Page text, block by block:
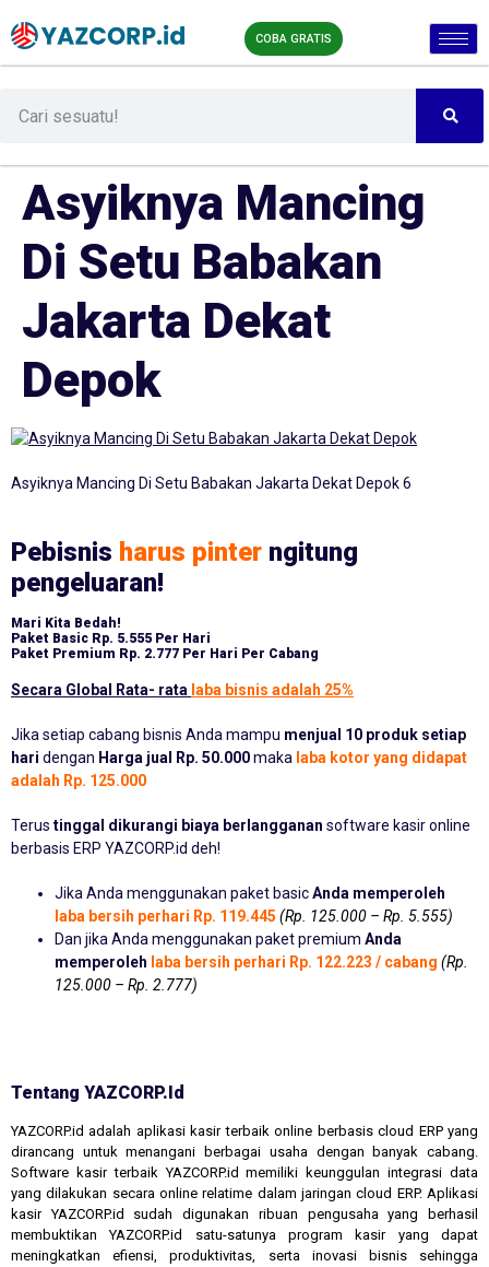
COBA GRATIS
Asyiknya Mancing
Di Setu Babakan
Jakarta Dekat
Depok
Asyiknya Mancing Di Setu Babakan Jakarta Dekat Depok 6
Pebisnis harus pinter ngitung
pengeluaran!
Mari Kita Bedah!
Paket Basic Rp. 5.555 Per Hari
Paket Premium Rp. 2.777 Per Hari Per Cabang
Secara Global Rata- rata laba bisnis adalah 25%
Jika setiap cabang bisnis Anda mampu menjual 10 produk setiap
hari dengan Harga jual Rp. 50.000maka laba kotor yang didapat
adalah Rp. 125.000
Terus tinggal dikurangi biaya berlangganan software kasir online
berbasis ERP YAZCORP.id deh!
Jika Anda menggunakan paket basicAnda memperoleh
laba bersih perhari Rp. 119.445 (Rp. 125.000 – Rp. 5.555)
Dan jika Anda menggunakan paket premium Anda
memperoleh laba bersih perhari Rp. 122.223 / cabang (Rp.
125.000 – Rp. 2.777)
Tentang YAZCORP.id
YAZCORP.id adalah aplikasi kasir terbaik online berbasis cloud ERP yang
dirancang untuk menangani berbagai usaha dengan banyak cabang.
Software kasir terbaik YAZCORP.id memiliki keunggulan integrasi data
yang dilakukan secara online relatime dalam jaringan cloud ERP. Aplikasi
kasir YAZCORP.id sudah digunakan ribuan pengusaha yang berhasil
membuktikan YAZCORP.id satu-satunya program kasir yang dapat
meningkatkan efiensi, produktivitas, serta inovasi bisnis sehingga